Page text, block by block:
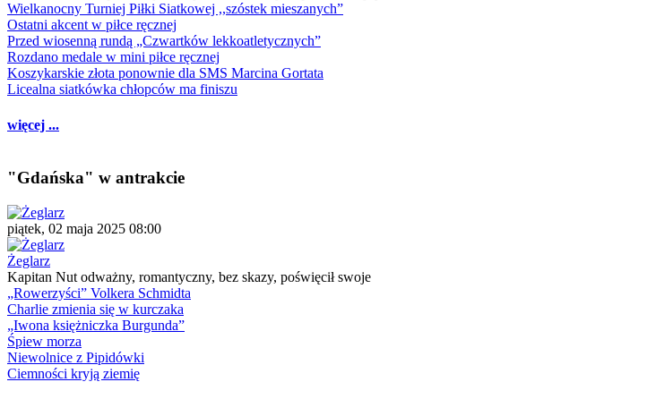
Wielkanocny Turniej Piłki Siatkowej ,,szóstek mieszanych”
Ostatni akcent w piłce ręcznej
Przed wiosenną rundą „Czwartków lekkoatletycznych”
Rozdano medale w mini piłce ręcznej
Koszykarskie złota ponownie dla SMS Marcina Gortata
Licealna siatkówka chłopców ma finiszu
więcej ...
"Gdańska" w antrakcie
piątek, 02 maja 2025 08:00
Żeglarz
Kapitan Nut odważny, romantyczny, bez skazy, poświęcił swoje
„Rowerzyści” Volkera Schmidta
Charlie zmienia się w kurczaka
„Iwona księżniczka Burgunda”
Śpiew morza
Niewolnice z Pipidówki
Ciemności kryją ziemię